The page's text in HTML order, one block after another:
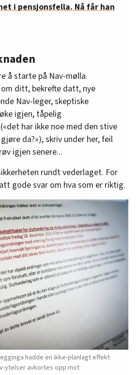
i pensjonsfella. Nå får han
å starte på Nav-mølla.
ditt, bekrefte datt, nye
Nav-leger, skeptiske
igjen, tåpelig
har ikke noe med den stive
da?»), skriv under her, feil
igjen senere...
rundt vederlaget. For
gode svar om hva som er riktig.
hadde en ikke-planlagt effekt
ytelser avkortes opp mot